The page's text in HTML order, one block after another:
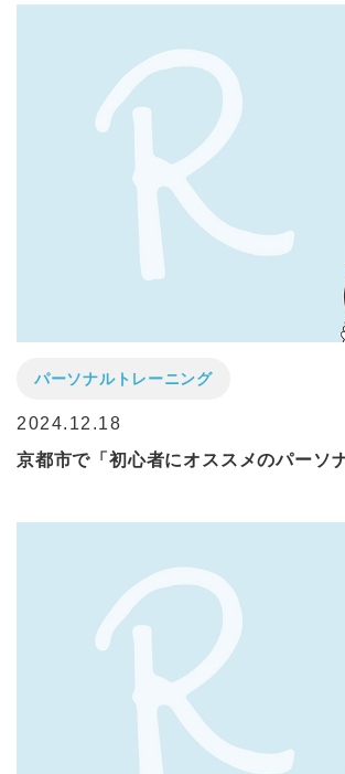
パーソナルトレーニング
2024.12.18
京都市で「初心者にオススメのパーソ